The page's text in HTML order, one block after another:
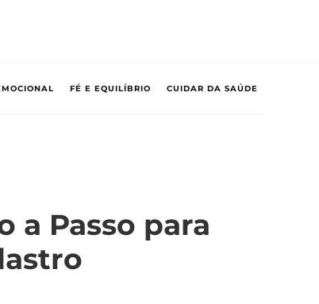
FÉ E EQUILÍBRIO CUIDAR DA SAÚDE
a Passo para